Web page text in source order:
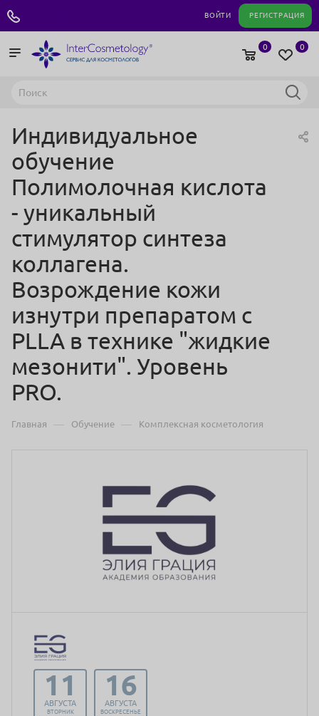
ВОЙТИ РЕГИСТРАЦИЯ
0
0
Индивидуальное
обучение
Полимолочная кислота
- уникальный
стимулятор синтеза
коллагена.
Возрождение кожи
изнутри препаратом с
PLLA в технике "жидкие
мезонити". Уровень
PRO.
Главная — Обучение — Комплексная косметология
11
АВГУСТА
ВТОРНИК
16
АВГУСТА
ВОСКРЕСЕНЬЕ